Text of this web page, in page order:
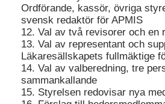
Ordförande, kassör, övriga
svensk redaktör för APMIS
12. Val av två revisorer och en
13. Val av representant och
Läkaresällskapets fullmäktige
14. Val av valberedning, tre
sammankallande
15. Styrelsen redovisar nya